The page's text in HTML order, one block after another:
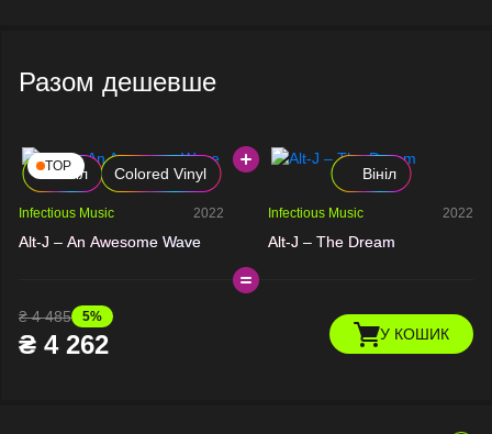
Разом дешевше
TOP
Вініл Colored Vinyl
Infectious Music 2022
Alt-J – An Awesome Wave
Вініл
Infectious Music 2022
Alt-J – The Dream
₴4 485 5%
₴ 4 262 У КОШИК